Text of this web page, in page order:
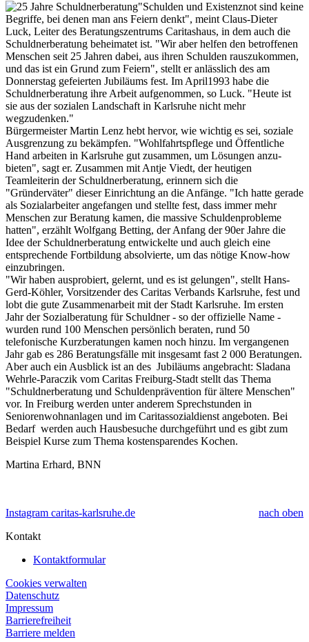
"Schulden und Existenznot sind keine
Begriffe, bei denen man ans Feiern denkt", meint Claus-Dieter
Luck, Leiter des Beratungszentrums Caritashaus, in dem auch die
Schuldnerberatung beheimatet ist. "Wir aber helfen den betroffenen
Menschen seit 25 Jahren dabei, aus ihren Schulden rauszukommen,
und das ist ein Grund zum Feiern", stellt er anlässlich des am
Donnerstag gefeierten Jubiläums fest. Im April1993 habe die
Schuldnerberatung ihre Arbeit aufgenommen, so Luck. "Heute ist
sie aus der sozialen Landschaft in Karlsruhe nicht mehr
wegzudenken."
Bürgermeister Martin Lenz hebt hervor, wie wichtig es sei, soziale
Ausgrenzung zu bekämpfen. "Wohlfahrtspflege und Öffentliche
Hand arbeiten in Karlsruhe gut zusammen, um Lösungen anzu-
bieten", sagt er. Zusammen mit Antje Viedt, der heutigen
Teamleiterin der Schuldnerberatung, erinnern sich die
"Gründerväter" dieser Einrichtung an die Anfänge. "Ich hatte gerade
als Sozialarbeiter angefangen und stellte fest, dass immer mehr
Menschen zur Beratung kamen, die massive Schuldenprobleme
hatten", erzählt Wolfgang Betting, der Anfang der 90er Jahre die
Idee der Schuldnerberatung entwickelte und auch gleich eine
entsprechende Fortbildung absolvierte, um das nötige Know-how
einzubringen.
"Wir haben ausprobiert, gelernt, und es ist gelungen", stellt Hans-
Gerd-Köhler, Vorsitzender des Caritas Verbands Karlsruhe, fest und
lobt die gute Zusammenarbeit mit der Stadt Karlsruhe. Im ersten
Jahr der Sozialberatung für Schuldner - so der offizielle Name -
wurden rund 100 Menschen persönlich beraten, rund 50
telefonische Kurzberatungen kamen noch hinzu. Im vergangenen
Jahr gab es 286 Beratungsfälle mit insgesamt fast 2 000 Beratungen.
Aber auch ein Ausblick ist an des Jubiläums angebracht: Sladana
Wehrle-Paraczik vom Caritas Freiburg-Stadt stellt das Thema
"Schuldnerberatung und Schuldenprävention für ältere Menschen"
vor. In Freiburg werden unter anderem Sprechstunden in
Seniorenwohnanlagen und im Caritassozialdienst angeboten. Bei
Bedarf werden auch Hausbesuche durchgeführt und es gibt zum
Beispiel Kurse zum Thema kostensparendes Kochen.
Martina Erhard, BNN
Instagram caritas-karlsruhe.de
nach oben
Kontakt
Kontaktformular
Cookies verwalten
Datenschutz
Impressum
Barrierefreiheit
Barriere melden